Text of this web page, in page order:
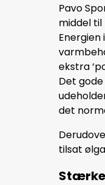
Pavo
middel
ekstra
Det
det
tilsat